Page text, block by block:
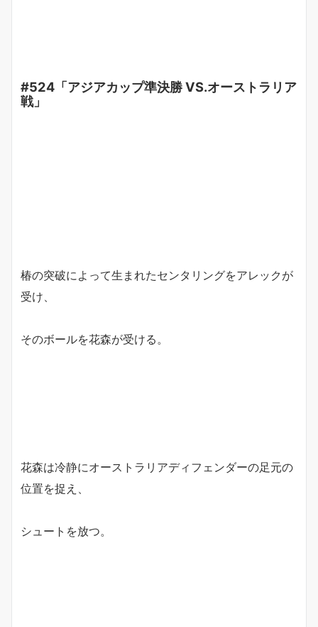
#524「アジアカップ準決勝 VS.オーストラリア
戦」
椿の突破によって生まれたセンタリングをアレックが
受け、
そのボールを花森が受ける。
花森は冷静にオーストラリアディフェンダーの足元の
位置を捉え、
シュートを放つ。